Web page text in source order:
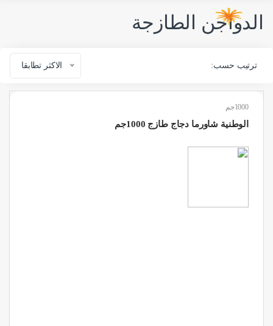
الدواجن الطازجة
ترتيب حسب: الاكثر تطابقا
1000جم
الوطنية شاورما دجاج طازج 1000جم